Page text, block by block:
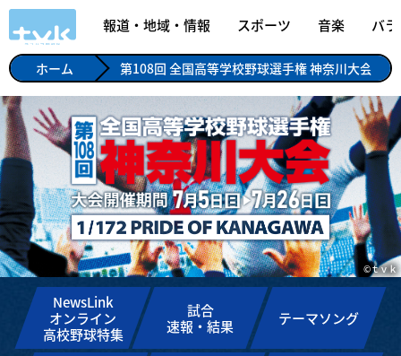
報道・地域・情報 スポーツ 音楽 バ
ホーム 第108回 全国高等学校野球選手権 神奈川大会
©ｔｖｋ
NewsLink
オンライン
高校野球特集
試合
速報・結果
テーマソング